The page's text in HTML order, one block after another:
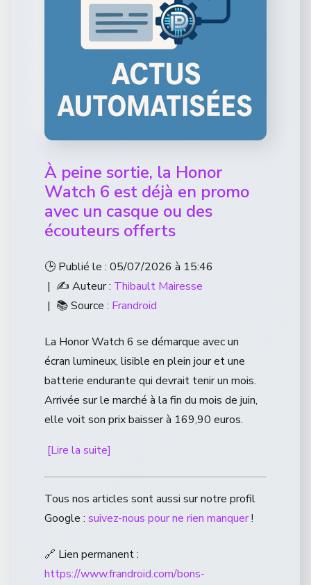
À peine sortie, la Honor
Watch 6 est déjà en promo
avec un casque ou des
écouteurs offerts
🕒 Publié le : 05/07/2026 à 15:46
| ✍️ Auteur : Thibault Mairesse
| 📚 Source : Frandroid
La Honor Watch 6 se démarque avec un
écran lumineux, lisible en plein jour et une
batterie endurante qui devrait tenir un mois.
Arrivée sur le marché à la fin du mois de juin,
elle voit son prix baisser à 169,90 euros.
[Lire la suite]
Tous nos articles sont aussi sur notre profil
Google : suivez-nous pour ne rien manquer!
🔗 Lien permanent :
https://www.frandroid.com/bons-